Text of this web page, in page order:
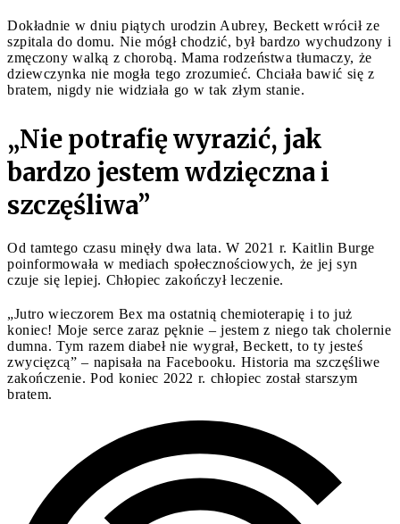
Dokładnie w dniu piątych urodzin Aubrey, Beckett wrócił ze
szpitala do domu. Nie mógł chodzić, był bardzo wychudzony i
zmęczony walką z chorobą. Mama rodzeństwa tłumaczy, że
dziewczynka nie mogła tego zrozumieć. Chciała bawić się z
bratem, nigdy nie widziała go w tak złym stanie.
„Nie potrafię wyrazić, jak
bardzo jestem wdzięczna i
szczęśliwa”
Od tamtego czasu minęły dwa lata. W 2021 r. Kaitlin Burge
poinformowała w mediach społecznościowych, że jej syn
czuje się lepiej. Chłopiec zakończył leczenie.
„Jutro wieczorem Bex ma ostatnią chemioterapię i to już
koniec! Moje serce zaraz pęknie – jestem z niego tak cholernie
dumna. Tym razem diabeł nie wygrał, Beckett, to ty jesteś
zwycięzcą” – napisała na Facebooku. Historia ma szczęśliwe
zakończenie. Pod koniec 2022 r. chłopiec został starszym
bratem.